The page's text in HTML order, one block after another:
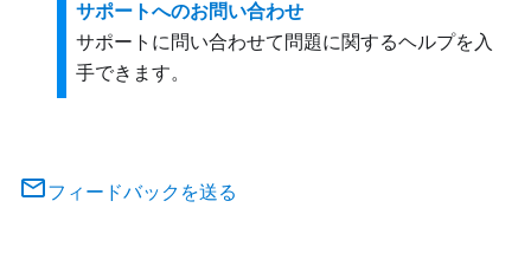
サポートへのお問い合わせ
サポートに問い合わせて問題に関するヘルプを入
手できます。
フィードバックを送る